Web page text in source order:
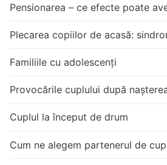
Pensionarea – ce efecte poate
Plecarea copiilor de acasă:
Familiile cu adolescenți
Provocările cuplului după
Cuplul la început de drum
Cum ne alegem partenerul de